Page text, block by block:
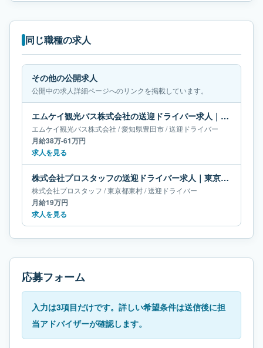
同じ職種の求人
その他の公開求人
公開中の求人詳細ページへのリンクを掲載しています。
エムケイ観光バス株式会社の送迎ドライバー求人｜愛知県豊田市｜月給38万-61万円
エムケイ観光バス株式会社 /愛知県豊田市/送迎ドライバー
月給38万-61万円
求人を見る
株式会社プロスタッフの送迎ドライバー求人｜東京都東村｜月給19万円
株式会社プロスタッフ /東京都東村/送迎ドライバー
月給19万円
求人を見る
応募フォーム
入力は3項目だけです。詳しい希望条件は送信後に担
当アドバイザーが確認します。